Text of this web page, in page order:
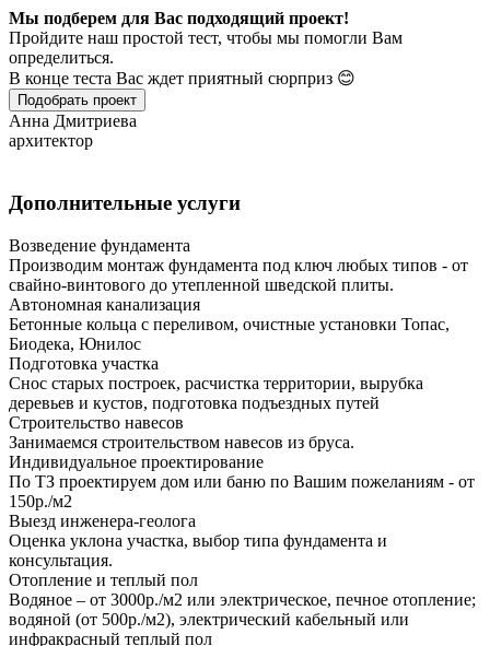
Мы подберем для Вас подходящий проект!
Пройдите наш простой тест, чтобы мы помогли Вам
определиться.
В конце теста Вас ждет приятный сюрприз 😊
Подобрать проект
Анна Дмитриева
архитектор
Дополнительные услуги
Возведение фундамента
Производим монтаж фундамента под ключ любых типов - от
свайно-винтового до утепленной шведской плиты.
Автономная канализация
Бетонные кольца с переливом, очистные установки Топас,
Биодека, Юнилос
Подготовка участка
Снос старых построек, расчистка территории, вырубка
деревьев и кустов, подготовка подъездных путей
Строительство навесов
Занимаемся строительством навесов из бруса.
Индивидуальное проектирование
По ТЗ проектируем дом или баню по Вашим пожеланиям - от
150р./м2
Выезд инженера-геолога
Оценка уклона участка, выбор типа фундамента и
консультация.
Отопление и теплый пол
Водяное – от 3000р./м2 или электрическое, печное отопление;
водяной (от 500р./м2), электрический кабельный или
инфракрасный теплый пол